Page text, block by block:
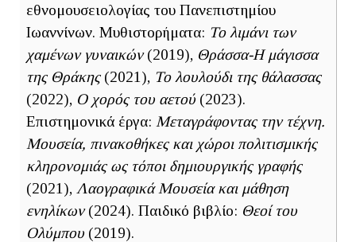
εθνομουσειολογίας του Πανεπιστημίου
Ιωαννίνων. Μυθιστορήματα: Το λιμάνι των
χαμένων γυναικών(2019), Θράσσα-Η μάγισσα
της Θράκης(2021), Το λουλούδι της θάλασσας
(2022), Ο χορός του αετού (2023).
Επιστημονικά έργα: Μεταγράφοντας την τέχνη.
Μουσεία, πινακοθήκες και χώροι πολιτισμικής
κληρονομιάς ως τόποι δημιουργικής γραφής
(2021), Λαογραφικά Μουσεία και μάθηση
ενηλίκων(2024). Παιδικό βιβλίο: Θεοί του
Ολύμπου (2019).